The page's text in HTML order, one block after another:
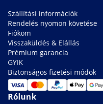
Szállítási információk
Rendelés nyomon követése
Fiókom
Visszaküldés & Elállás
Prémium garancia
GYIK
Biztonságos fizetési módok
Rólunk